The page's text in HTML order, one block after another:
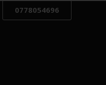
0778054696